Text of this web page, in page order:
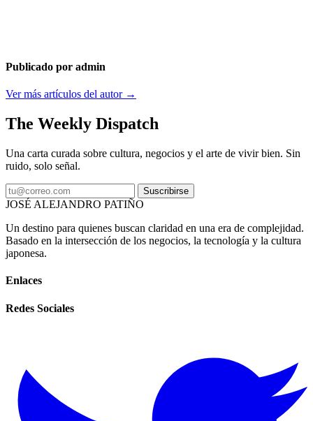
Publicado por admin
Ver más artículos del autor →
The Weekly Dispatch
Una carta curada sobre cultura, negocios y el arte de vivir bien. Sin
ruido, solo señal.
Suscribirse
JOSÉ ALEJANDRO PATIÑO
Un destino para quienes buscan claridad en una era de complejidad.
Basado en la intersección de los negocios, la tecnología y la cultura
japonesa.
Enlaces
Redes Sociales